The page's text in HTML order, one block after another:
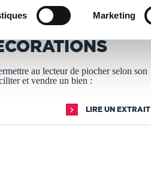
Marketing
au lecteur de piocher selon son
et vendre un bien :
LIRE UN EXTRAIT